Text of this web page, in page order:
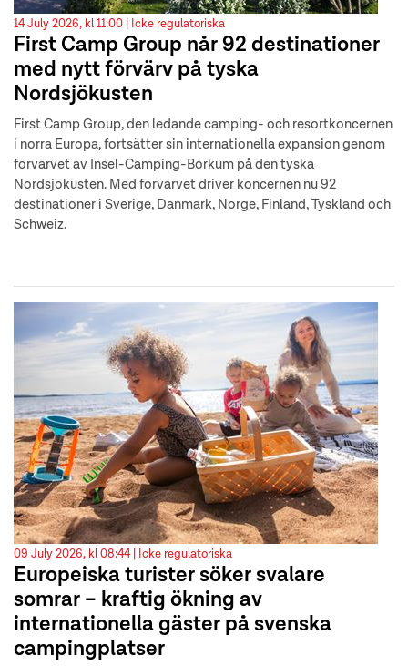
14 July 2026, kl 11:00 | Icke regulatoriska
First Camp Group når 92 destinationer
med nytt förvärv på tyska
Nordsjökusten
First Camp Group, den ledande camping- och resortkoncernen
i norra Europa, fortsätter sin internationella expansion genom
förvärvet av Insel-Camping-Borkum på den tyska
Nordsjökusten. Med förvärvet driver koncernen nu 92
destinationer i Sverige, Danmark, Norge, Finland, Tyskland och
Schweiz.
09 July 2026, kl 08:44 | Icke regulatoriska
Europeiska turister söker svalare
somrar – kraftig ökning av
internationella gäster på svenska
campingplatser